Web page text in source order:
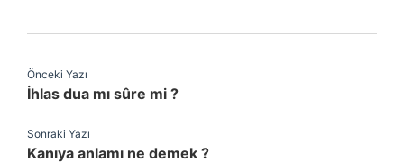
Önceki Yazı
İhlas dua mı sûre mi ?
Sonraki Yazı
Kanıya anlamı ne demek ?